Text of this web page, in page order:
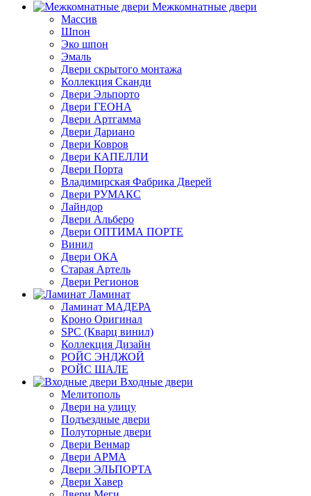
Межкомнатные двери
Массив
Шпон
Эко шпон
Эмаль
Двери скрытого монтажа
Коллекция Сканди
Двери Эльпорто
Двери ГЕОНА
Двери Артгамма
Двери Дариано
Двери Ковров
Двери КАПЕЛЛИ
Двери Порта
Владимирская Фабрика Дверей
Двери РУМАКС
Лайндор
Двери Альберо
Двери ОПТИМА ПОРТЕ
Винил
Двери ОКА
Старая Артель
Двери Регионов
Ламинат
Ламинат МАДЕРА
Кроно Оригинал
SPC (Кварц винил)
Коллекция Дизайн
РОЙС ЭНДЖОЙ
РОЙС ШАЛЕ
Входные двери
Мелитополь
Двери на улицу
Подъездные двери
Полуторные двери
Двери Венмар
Двери АРМА
Двери ЭЛЬПОРТА
Двери Хавер